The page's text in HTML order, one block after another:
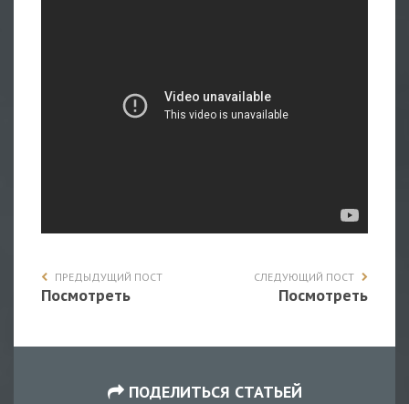
ПРЕДЫДУЩИЙ ПОСТ
Посмотреть
СЛЕДУЮЩИЙ ПОСТ
Посмотреть
ПОДЕЛИТЬСЯ СТАТЬЕЙ